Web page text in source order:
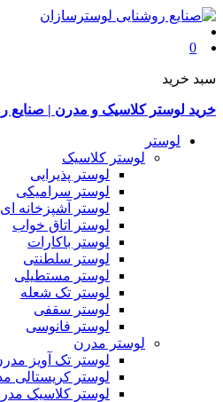
0
سبد خرید
خرید لوستر کلاسیک و مدرن | صنایع
لوستر
لوستر کلاسیک
لوستر پذیرایی
لوستر سرامیکی
لوستر آشپزخانه ای
لوستر اتاق خواب
لوستر باکارات
لوستر سلطنتی
لوستر مستطیلی
لوستر تک شعله
لوستر سقفی
لوستر فانوسی
لوستر مدرن
لوستر تک آویز
لوستر کریستالی
لوستر کلاسیک